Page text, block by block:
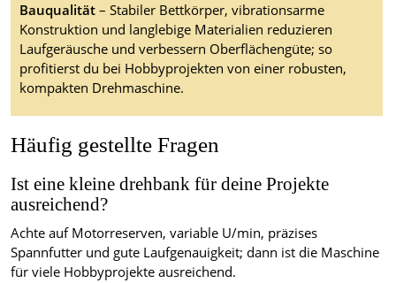
Bauqualität– Stabiler Bettkörper, vibrationsarme
Konstruktion und langlebige Materialien reduzieren
Laufgeräusche und verbessern Oberflächengüte; so
profitierst du bei Hobbyprojekten von einer robusten,
kompakten Drehmaschine.
Häufig gestellte Fragen
Ist eine kleine drehbank für deine Projekte
ausreichend?
Achte auf Motorreserven, variable U/min, präzises
Spannfutter und gute Laufgenauigkeit; dann ist die Maschine
für viele Hobbyprojekte ausreichend.